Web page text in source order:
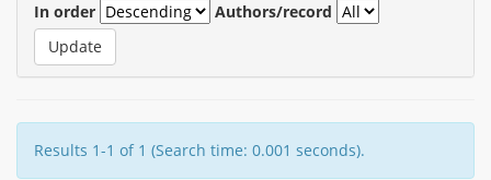
In order
Authors/record
Results 1-1 of 1 (Search time: 0.001 seconds).